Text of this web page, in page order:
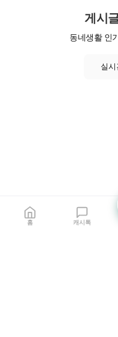
게시
동네생활 인
실
홈 캐시톡